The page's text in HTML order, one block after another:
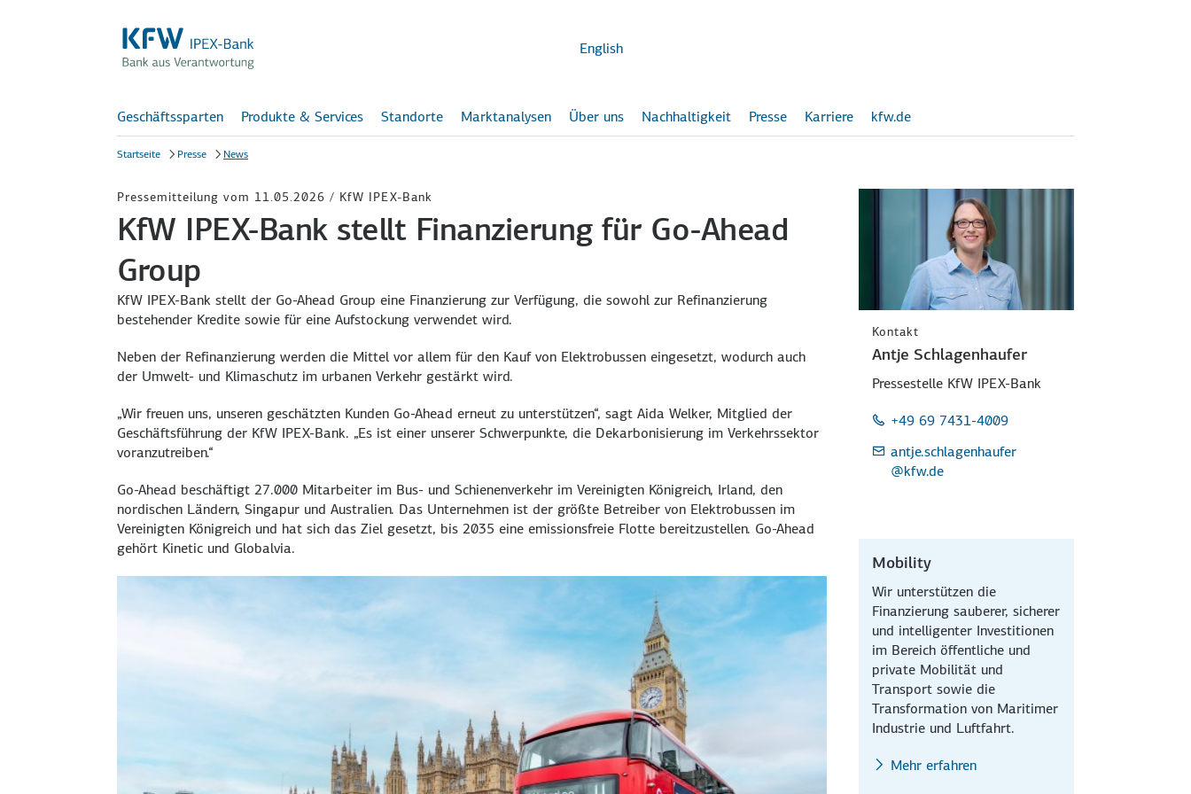
English
Geschäftssparten Produkte & Services Standorte Marktanalysen Über uns Nachhaltigkeit Presse Karriere kfw.de
Startseite Presse News
Pressemitteilung vom 11.05.2026 / KfW IPEX-Bank
KfW IPEX-Bank stellt Finanzierung für Go-Ahead
Group
KfW IPEX-Bank stellt der Go-Ahead Group eine Finanzierung zur Verfügung, die sowohl zur Refinanzierung
bestehender Kredite sowie für eine Aufstockung verwendet wird.
Neben der Refinanzierung werden die Mittel vor allem für den Kauf von Elektrobussen eingesetzt, wodurch auch
der Umwelt- und Klimaschutz im urbanen Verkehr gestärkt wird.
„Wir freuen uns, unseren geschätzten Kunden Go-Ahead erneut zu unterstützen“, sagt Aida Welker, Mitglied der
Geschäftsführung der KfW IPEX-Bank. „Es ist einer unserer Schwerpunkte, die Dekarbonisierung im Verkehrssektor
voranzutreiben.“
Go-Ahead beschäftigt 27.000 Mitarbeiter im Bus- und Schienenverkehr im Vereinigten Königreich, Irland, den
nordischen Ländern, Singapur und Australien. Das Unternehmen ist der größte Betreiber von Elektrobussen im
Vereinigten Königreich und hat sich das Ziel gesetzt, bis 2035 eine emissionsfreie Flotte bereitzustellen. Go-Ahead
gehört Kinetic und Globalvia.
Kontakt
Antje Schlagenhaufer
Pressestelle KfW IPEX-Bank
+49 69 7431-4009
antje.schlagenhaufer
@kfw.de
Mobility
Wir unterstützen die
Finanzierung sauberer, sicherer
und intelligenter Investitionen
im Bereich öffentliche und
private Mobilität und
Transport sowie die
Transformation von Maritimer
Industrie und Luftfahrt.
Mehr erfahren